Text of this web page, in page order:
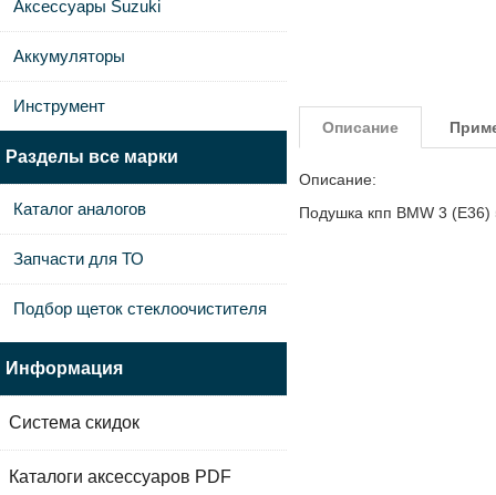
Описание
Описание:
Подушка кпп BMW 3
Аксессуары Suzuki
Аккумуляторы
Инструмент
Разделы все марки
Каталог аналогов
Запчасти для ТО
Подбор щеток стеклоочистителя
Информация
Система скидок
Каталоги аксессуаров PDF